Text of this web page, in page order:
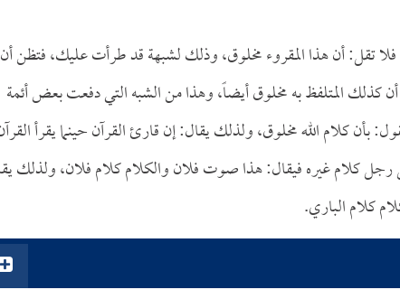
فلا تقل: أن هذا المقروء مخلوق، وذلك لشبهة قد طرأت عليك، فتظن أن
المتلفظ به مخلوق أيضاً، وهذا من الشبه التي دفعت بعض أئمة
بأن كلام الله مخلوق، ولذلك يقال: إن قارئ القرآن حينما يقرأ
رجل كلام غيره فيقال: هذا صوت فلان والكلام كلام فلان، ولذلك
كلام الباري.